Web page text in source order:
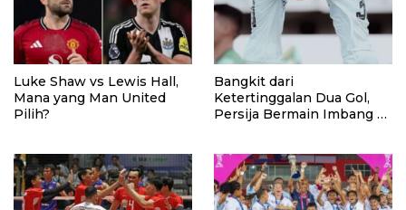
Luke Shaw vs Lewis Hall,
Mana yang Man United
Pilih?
Bangkit dari
Ketertinggalan Dua Gol,
Persija Bermain Imbang 2-